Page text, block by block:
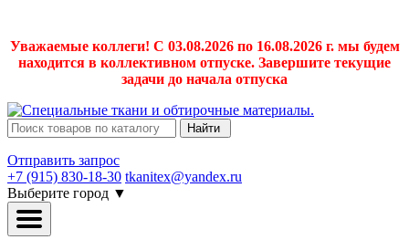
Уважаемые коллеги! С 03.08.2026 по 16.08.2026 г. мы будем
находится в коллективном отпуске. Завершите текущие
задачи до начала отпуска
Найти
Отправить запрос
+7 (915) 830-18-30 tkanitex@yandex.ru
Выберите город ▼